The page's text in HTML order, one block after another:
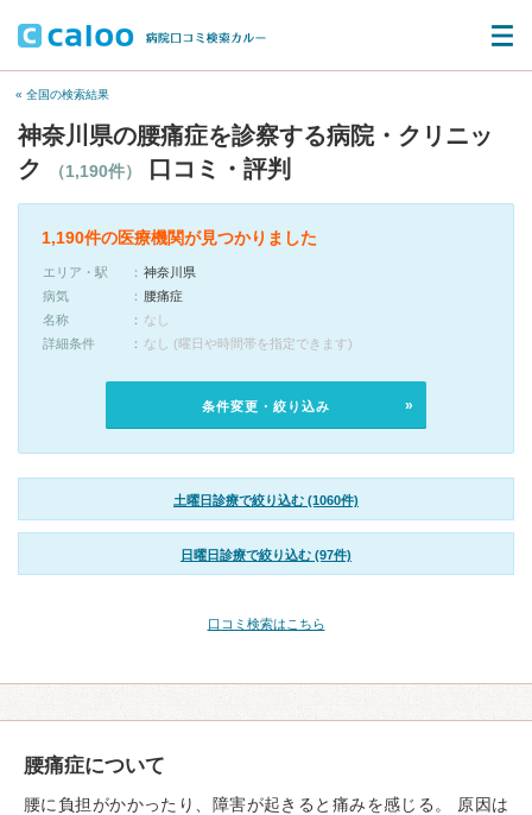
« 全国の検索結果
神奈川県の腰痛症を診察する病院・クリニッ
ク
（1,190件） 口コミ・評判
1,190件の医療機関が見つかりました
エリア・駅
神奈川県
病気
腰痛症
名称
なし
詳細条件
なし (曜日や時間帯を指定できます)
条件変更・絞り込み
土曜日診療で絞り込む (1060件)
日曜日診療で絞り込む (97件)
口コミ検索はこちら
腰痛症について
腰に負担がかかったり、障害が起きると痛みを感じる。 原因は